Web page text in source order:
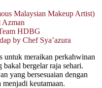
Malaysian Makeup Artist)
Azman
HDBG
by Chef Sya’azura
untuk meraikan perkahwinan
bakal bergelar raja sehari.
yang bersesuaian dengan
keutamaan.